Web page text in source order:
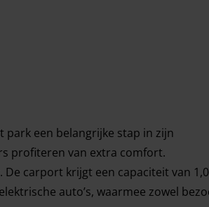
park een belangrijke stap in zijn
profiteren van extra comfort.
carport krijgt een capaciteit van
auto’s, waarmee zowel